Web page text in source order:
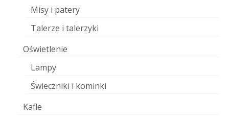
Misy i patery
Talerze i talerzyki
Oświetlenie
Lampy
Świeczniki i kominki
Kafle